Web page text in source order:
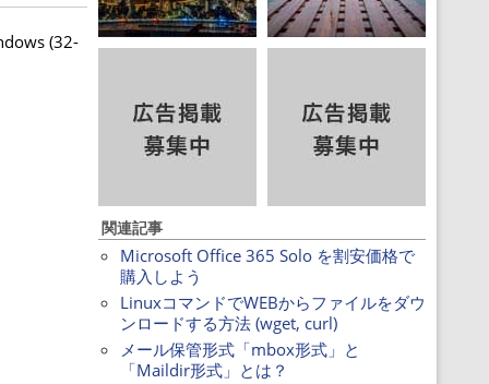
(32-
関連記事
Microsoft Office 365 Solo を割安価格で
購入しよう
LinuxコマンドでWEBからファイルをダウ
ンロードする方法 (wget, curl)
メール保管形式「mbox形式」と
「Maildir形式」とは？